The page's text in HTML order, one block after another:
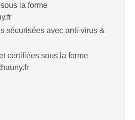
la forme
sécurisées avec anti-virus &
certifiées sous la forme